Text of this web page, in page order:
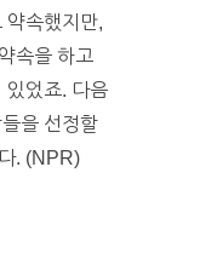
약속했지만,
속을 하고
있었죠. 다음
을 선정할
. (NPR)